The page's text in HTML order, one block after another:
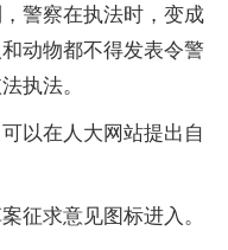
警察在执法时，变成
动物都不得发表令警
执法。
以在人大网站提出自
征求意见图标进入。